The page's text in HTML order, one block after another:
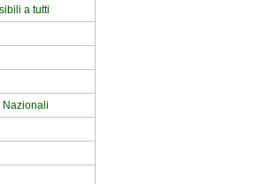
a tutti
Nazionali